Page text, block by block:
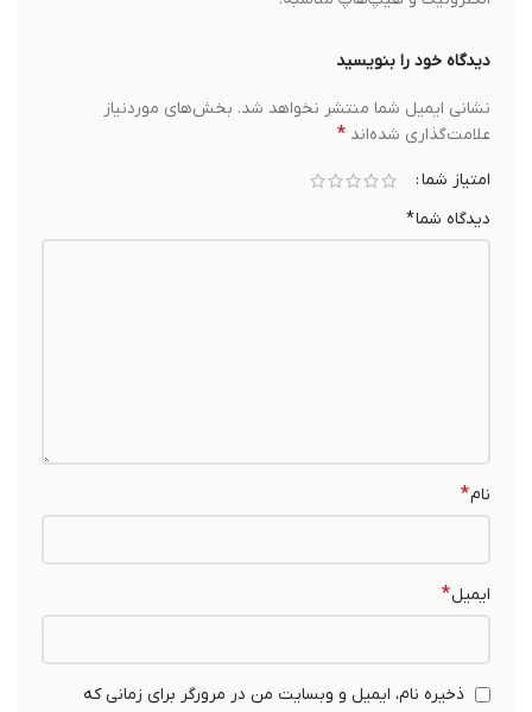
دیدگاه خود را بنویسید
نشانی ایمیل شما منتشر نخواهد شد. بخش‌های موردنیاز
علامت‌گذاری شده‌اند*
امتیاز شما
دیدگاه شما*
ایمیل*
ذخیره نام، ایمیل و وبسایت من در مرورگر برای زمانی که